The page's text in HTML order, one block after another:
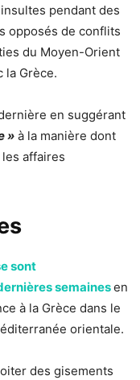
pendant des
opposés de conflits
du Moyen-Orient
la Grèce.
en suggérant
» à la manière dont
affaires
sont
semainesen
à la Grèce dans le
orientale.
des gisements